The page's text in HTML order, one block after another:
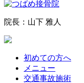
院長：山下 雅人
初めての方へ
メニュー
交通事故施術